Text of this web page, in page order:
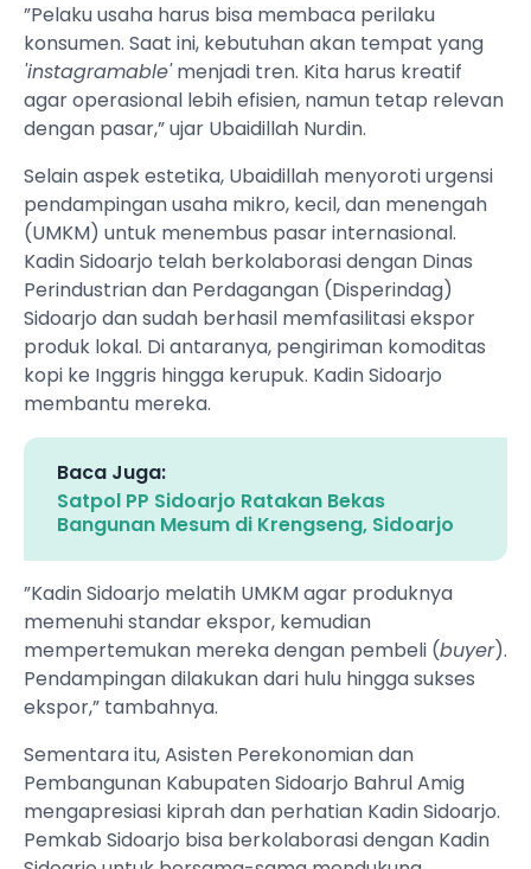
”Pelaku usaha harus bisa membaca perilaku
konsumen. Saat ini, kebutuhan akan tempat yang
'instagramable'menjadi tren. Kita harus kreatif
agar operasional lebih efisien, namun tetap relevan
dengan pasar,” ujar Ubaidillah Nurdin.
Selain aspek estetika, Ubaidillah menyoroti urgensi
pendampingan usaha mikro, kecil, dan menengah
(UMKM) untuk menembus pasar internasional.
Kadin Sidoarjo telah berkolaborasi dengan Dinas
Perindustrian dan Perdagangan (Disperindag)
Sidoarjo dan sudah berhasil memfasilitasi ekspor
produk lokal. Di antaranya, pengiriman komoditas
kopi ke Inggris hingga kerupuk. Kadin Sidoarjo
membantu mereka.
Baca Juga:
Satpol PP Sidoarjo Ratakan Bekas
Bangunan Mesum di Krengseng, Sidoarjo
”Kadin Sidoarjo melatih UMKM agar produknya
memenuhi standar ekspor, kemudian
mempertemukan mereka dengan pembeli (buyer).
Pendampingan dilakukan dari hulu hingga sukses
ekspor,” tambahnya.
Sementara itu, Asisten Perekonomian dan
Pembangunan Kabupaten Sidoarjo Bahrul Amig
mengapresiasi kiprah dan perhatian Kadin Sidoarjo.
Pemkab Sidoarjo bisa berkolaborasi dengan Kadin